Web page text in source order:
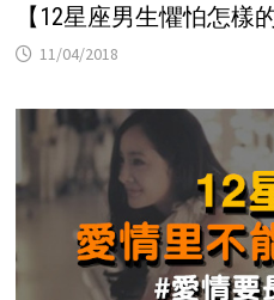
【12星座男生懼怕怎樣
11/04/2018